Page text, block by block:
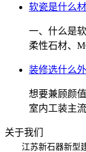
软瓷是什么
一、什么是
柔性石材、
装修选什么
想要兼顾颜
室内工装主
关于我们
江苏新石器新型建